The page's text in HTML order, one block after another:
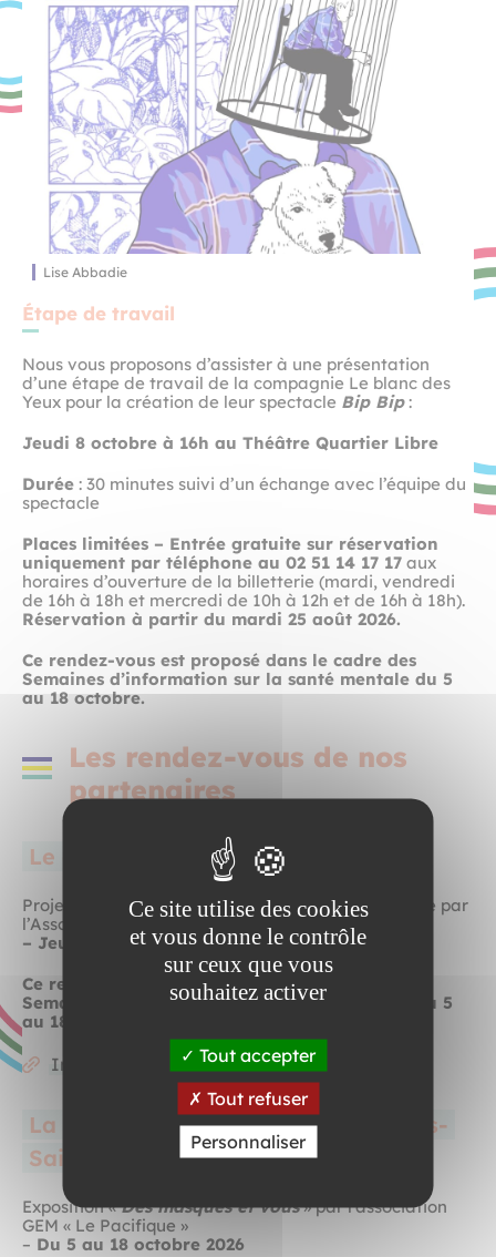
Lise Abbadie
Étape de travail
Nous vous proposons d’assister à une présentation
d’une étape de travail de la compagnie Le blanc des
Yeux pour la création de leur spectacle Bip Bip:
Jeudi 8 octobre à 16h au Théâtre Quartier Libre
Durée : 30 minutes suivi d’un échange avec l’équipe du
spectacle
Places limitées – Entrée gratuite sur réservation
uniquement par téléphone au 02 51 14 17 17 aux
horaires d’ouverture de la billetterie (mardi, vendredi
de 16h à 18h et mercredi de 10h à 12h et de 16h à 18h).
Réservation à partir du mardi 25 août 2026.
Ce rendez-vous est proposé dans le cadre des
Semaines d’information sur la santé mentale du 5
au 18 octobre.
Les rendez-vous de nos
partenaires
Le cinéma Eden 3
Projection du documentaire «Faire cité» proposée par
l’Association GEM « Le Pacifique » et Makiz’Art.
– Jeudi 8 octobre à 19h30
Ce rendez-vous est proposé dans le cadre des
Semaines d’information sur la santé mentale du 5
au 18 octobre.
Informations & réservations
La médiathèque la Pléiade d’Ancenis-
Saint-Géréon
Exposition «Des masques et vous» par l’association
GEM « Le Pacifique »
– Du 5 au 18 octobre 2026
Ce site utilise des cookies
et vous donne le contrôle
sur ceux que vous
souhaitez activer
Tout accepter
Tout refuser
Personnaliser